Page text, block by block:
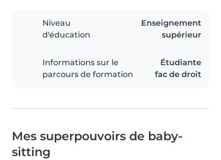
Niveau
d'éducation
Enseignement
supérieur
Informations sur le
parcours de formation
Étudiante
fac de droit
Mes superpouvoirs de baby-
sitting